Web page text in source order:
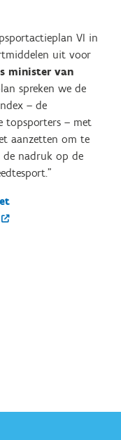
VI in
uit voor
minister van
spreken we de
– de
topsporters – met
aanzetten om te
de nadruk op de